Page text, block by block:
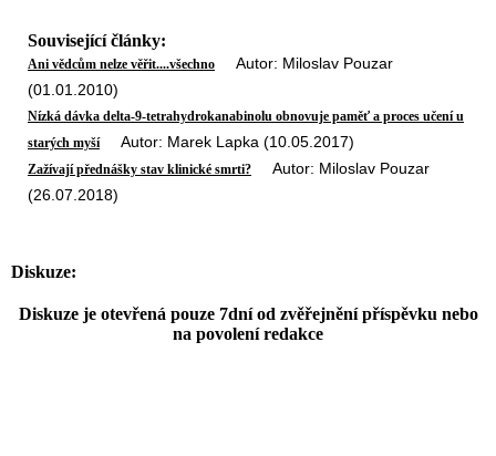
Související články:
Ani vědcům nelze věřit....všechno Autor: Miloslav Pouzar
(01.01.2010)
Nízká dávka delta-9-tetrahydrokanabinolu obnovuje paměť a proces učení u
starých myšíAutor: Marek Lapka (10.05.2017)
Zažívají přednášky stav klinické smrti? Autor: Miloslav Pouzar
(26.07.2018)
Diskuze:
Diskuze je otevřená pouze 7dní od zvěřejnění příspěvku nebo
na povolení redakce